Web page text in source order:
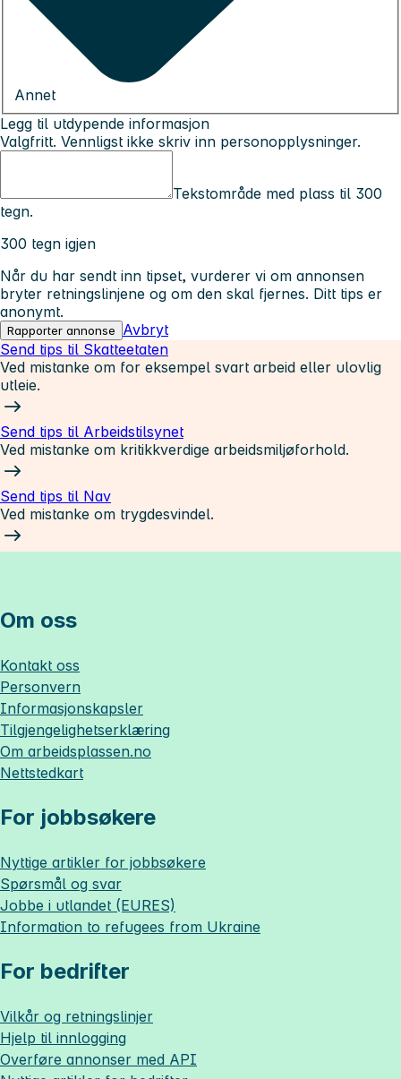
Annet
Legg til utdypende informasjon
Valgfritt. Vennligst ikke skriv inn personopplysninger.
Tekstområde med plass til 300
tegn.
300 tegn igjen
Når du har sendt inn tipset, vurderer vi om annonsen
bryter retningslinjene og om den skal fjernes. Ditt tips er
anonymt.
Rapporter annonse
Avbryt
Send tips til Skatteetaten
Ved mistanke om for eksempel svart arbeid eller ulovlig
utleie.
Send tips til Arbeidstilsynet
Ved mistanke om kritikkverdige arbeidsmiljøforhold.
Send tips til Nav
Ved mistanke om trygdesvindel.
Om oss
Kontakt oss
Personvern
Informasjonskapsler
Tilgjengelighetserklæring
Om arbeidsplassen.no
Nettstedkart
For jobbsøkere
Nyttige artikler for jobbsøkere
Spørsmål og svar
Jobbe i utlandet (EURES)
Information to refugees from Ukraine
For bedrifter
Vilkår og retningslinjer
Hjelp til innlogging
Overføre annonser med API